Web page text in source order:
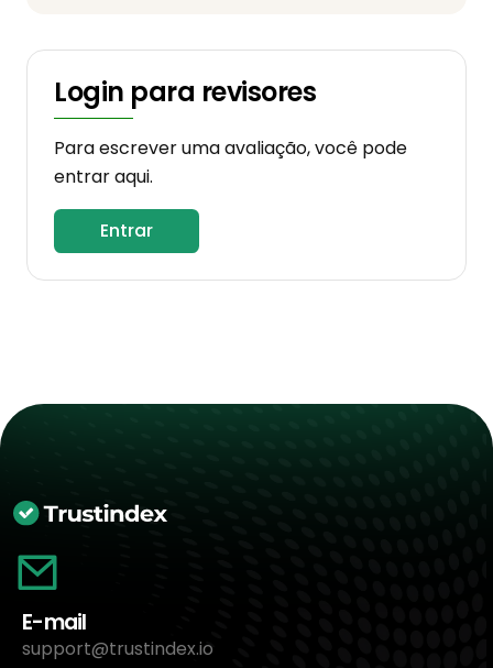
Login para revisores
Para escrever uma avaliação, você pode
entrar aqui.
Entrar
E-mail
support@trustindex.io